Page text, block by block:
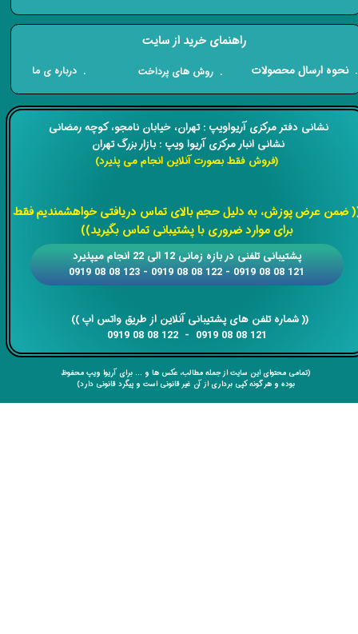
​​نشانی دفتر مرکزی آریواویپ : تهران، خیابان نامجو،کوچه رمضانی
نشانی انبار مرکزی آریوا ویپ : بازار بزرگ تهران
(فروش فقط بصورت آنلاین انجام می پذیرد)
ضمن عرض پوزش، به دلیل حجم بالای تماس دریافتی خواهشمندیم فقط
برای موارد ضروری با پشتیبانی تماس بگیرید))
​​​​​​​​​​​​​​(( ​​​​​​​شماره تلفن های پشتیبانی آنلاین از طریق واتس اپ ))
​​​​​​​121 08 08 0919 - 122 08 08 0919
​​پشتیبانی تلفنی در بازه زمانی 12 الی 22 انجام میپذیرد
121 08 08 0919 - 122 08 08 0919 - 123 08 08 0919
(تمامی محتوای این سایت از جمله مطالب، عکس ها و ... برای آریوا ویپ محفوظ
بوده و هر گونه کپی برداری از آن غیر قانونی است و پیگرد قانونی دارد)
راهنمای خرید از سایت
​. نحوه ارسال محصولات . روش های پرداخت . درباره ی ما